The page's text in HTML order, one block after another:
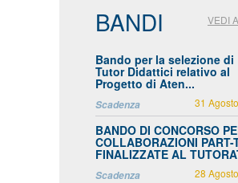
BANDI VEDI
Bando per la selezione di
Tutor Didattici relativo al
Progetto di Aten...
Scadenza 31
BANDO DI CONCORSO
COLLABORAZIONI PART-
FINALIZZATE AL
Scadenza 28